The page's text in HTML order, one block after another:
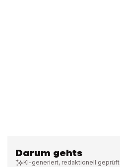
Darum gehts
KI-generiert, redaktionell geprüft